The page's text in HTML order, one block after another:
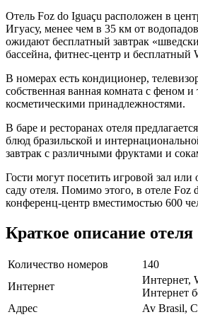
Отель Foz do Iguaçu расположен в
Игуасу, менее чем в 35 км от
ожидают бесплатный завтрак
бассейна, фитнес-центр и бесплатный
В номерах есть кондиционер,
собственная ванная комната с феном и
косметическими принадлежностями.
В баре и ресторанах отеля
блюд бразильской и
завтрак с различными фруктами и
Гости могут посетить игровой зал или
саду отеля. Помимо этого, в отеле Foz
конференц-центр вместимостью 600
Краткое описание отеля
Количество номеров
140
Интернет
Интернет,
Интернет
Адрес
Av Brasil,